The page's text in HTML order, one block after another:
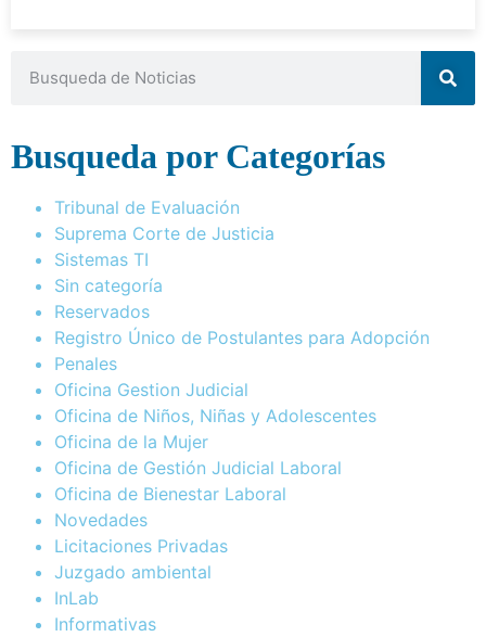
Busqueda por Categorías
Tribunal de Evaluación
Suprema Corte de Justicia
Sistemas TI
Sin categoría
Reservados
Registro Único de Postulantes para Adopción
Penales
Oficina Gestion Judicial
Oficina de Niños, Niñas y Adolescentes
Oficina de la Mujer
Oficina de Gestión Judicial Laboral
Oficina de Bienestar Laboral
Novedades
Licitaciones Privadas
Juzgado ambiental
InLab
Informativas